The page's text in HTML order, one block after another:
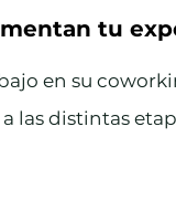
tu
en su
las distintas